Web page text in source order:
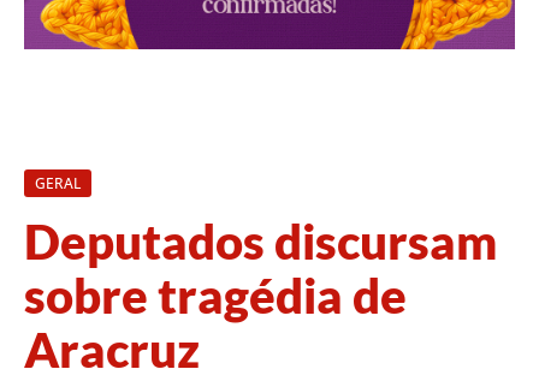
GERAL
Deputados discursam
sobre tragédia de
Aracruz